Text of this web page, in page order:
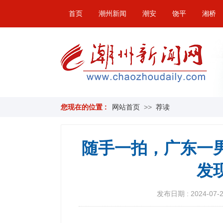
首页 潮州新闻 潮安 饶平 湘桥
您现在的位置 : 网站首页 >> 荐读
随手一拍，广东一
发
发布日期 : 2024-07-